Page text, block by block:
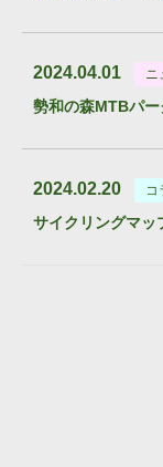
2024.04.01 ニ
勢和の森MTBパ
2024.02.20 コ
サイクリングマッ